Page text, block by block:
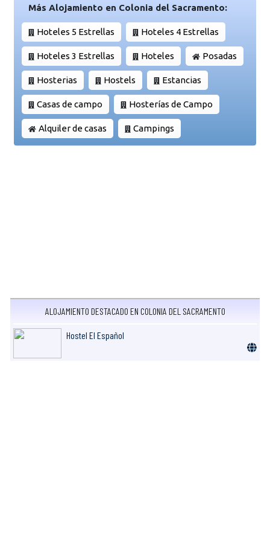
Más Alojamiento en Colonia del Sacramento:
Hoteles 5 Estrellas Hoteles 4 Estrellas
Hoteles 3 Estrellas Hoteles Posadas
Hosterias Hostels Estancias
Casas de campo Hosterías de Campo
Alquiler de casas Campings
ALOJAMIENTO DESTACADO EN COLONIA DEL SACRAMENTO
Hostel El Español